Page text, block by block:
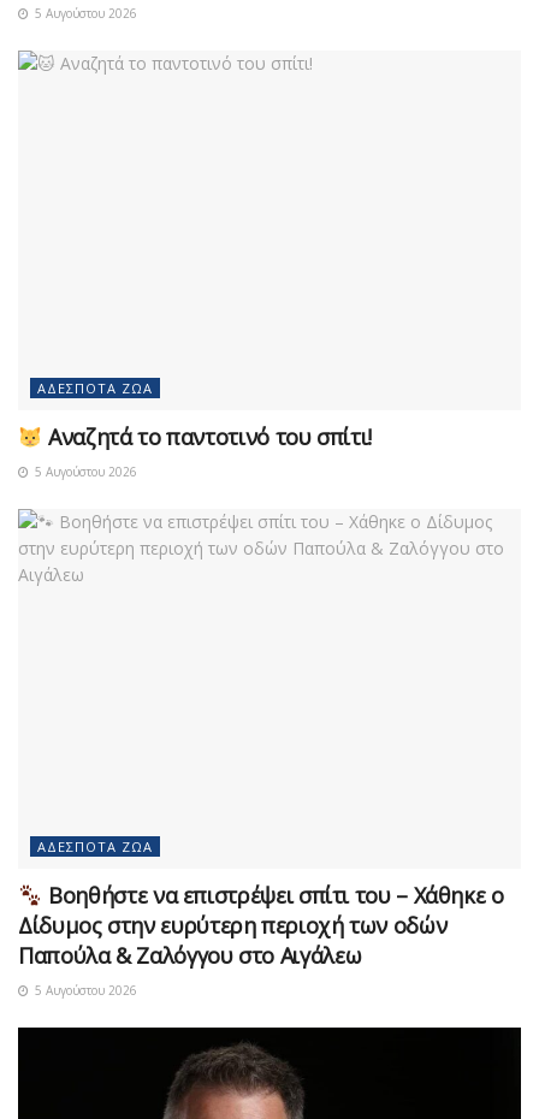
5 Αυγούστου 2026
ΑΔΈΣΠΟΤΑ ΖΏΑ
Αναζητά το παντοτινό του σπίτι!
5 Αυγούστου 2026
ΑΔΈΣΠΟΤΑ ΖΏΑ
Βοηθήστε να επιστρέψει σπίτι του – Χάθηκε ο
Δίδυμος στην ευρύτερη περιοχή των οδών
Παπούλα & Ζαλόγγου στο Αιγάλεω
5 Αυγούστου 2026